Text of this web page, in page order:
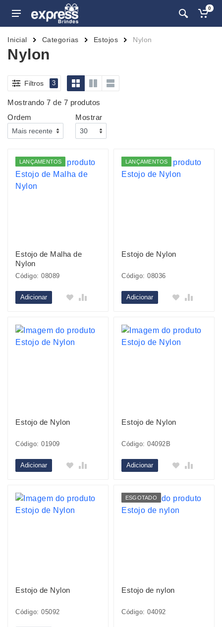
0
Inicial Categorias Estojos Nylon
Nylon
Filtros 3
Mostrando 7 de 7 produtos
Ordem
Mostrar
LANÇAMENTOS
Estojo de Malha de
Nylon
Código: 08089
Adicionar
LANÇAMENTOS
Estojo de Nylon
Código: 08036
Adicionar
Estojo de Nylon
Código: 01909
Adicionar
Estojo de Nylon
Código: 04092B
Adicionar
Estojo de Nylon
Código: 05092
ESGOTADO
Estojo de nylon
Código: 04092